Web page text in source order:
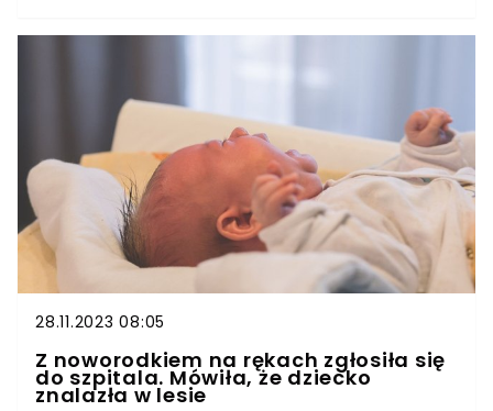
przyznała, że kiedy dowiedziała się o ciąży
czwórki maluchów wymagały strategicznego
podejścia. W Szpitalu Uniwersyteckim w
Białymstoku zmieniono grafik tak, aby w
momencie zakończenia ciąży w placówce byli
obecni wszyscy specjaliści, którzy mogli udzielić
ewentualnej pomocy maluszkom i ich mamie.
Misja zakończyła się sukcesem.
28.11.2023 08:05
Z noworodkiem na rękach zgłosiła się
do szpitala. Mówiła, że dziecko
znalazła w lesie